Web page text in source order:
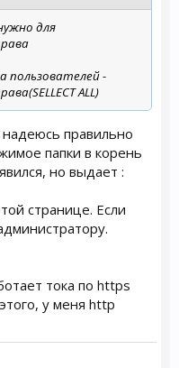
для
пользователей -
ALL)
надеюсь правильно
папки в корень
но выдает :
странице. Если
тока по https
у меня http